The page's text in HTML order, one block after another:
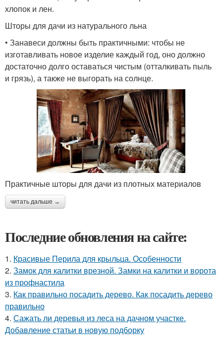
хлопок и лен.
Шторы для дачи из натурального льна
• Занавеси должны быть практичными: чтобы не
изготавливать новое изделие каждый год, оно должно
достаточно долго оставаться чистым (отталкивать пыль
и грязь), а также не выгорать на солнце.
Практичные шторы для дачи из плотных материалов
читать дальше →
Последние обновления на сайте:
1. Красивые Перила для крыльца. Особенности
2. Замок для калитки врезной. Замки на калитки и ворота
из профнастила
3. Как правильно посадить дерево. Как посадить дерево
правильно
4. Сажать ли деревья из леса на дачном участке.
Добавление статьи в новую подборку